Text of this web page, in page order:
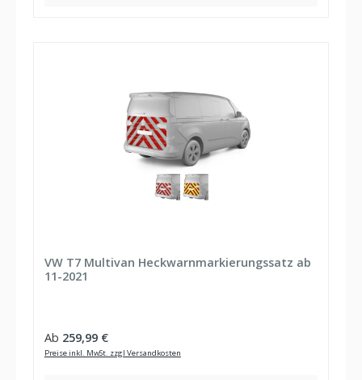
VW T7 Multivan Heckwarnmarkierungssatz ab
11-2021
Regulärer Preis:
Ab 259,99 €
Preise inkl. MwSt. zzgl Versandkosten